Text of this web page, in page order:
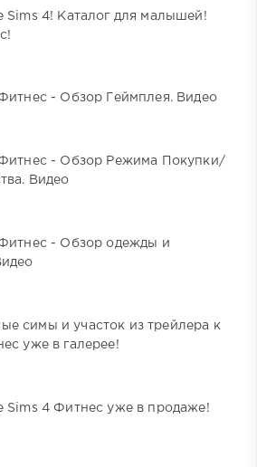
Sims 4! Каталог для малышей!
Фитнес - Обзор Геймплея. Видео
Фитнес - Обзор Режима Покупки/
Видео
Фитнес - Обзор одежды и
симы и участок из трейлера к
уже в галерее!
Sims 4 Фитнес уже в продаже!